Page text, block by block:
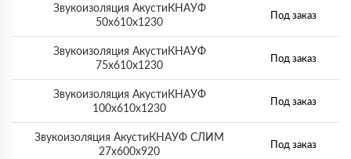
Звукоизоляция АкустиКНАУФ
50х610х1230
Под заказ
Звукоизоляция АкустиКНАУФ
75х610х1230
Под заказ
Звукоизоляция АкустиКНАУФ
100х610х1230
Под заказ
Звукоизоляция АкустиКНАУФ СЛИМ
27х600х920
Под заказ